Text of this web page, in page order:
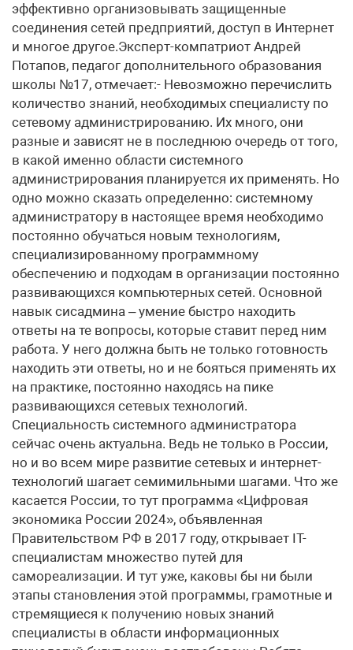
эффективно организовывать защищенные
соединения сетей предприятий, доступ в Интернет
и многое другое.Эксперт-компатриот Андрей
Потапов, педагог дополнительного образования
школы №17, отмечает:- Невозможно перечислить
количество знаний, необходимых специалисту по
сетевому администрированию. Их много, они
разные и зависят не в последнюю очередь от того,
в какой именно области системного
администрирования планируется их применять. Но
одно можно сказать определенно: системному
администратору в настоящее время необходимо
постоянно обучаться новым технологиям,
специализированному программному
обеспечению и подходам в организации постоянно
развивающихся компьютерных сетей. Основной
навык сисадмина – умение быстро находить
ответы на те вопросы, которые ставит перед ним
работа. У него должна быть не только готовность
находить эти ответы, но и не бояться применять их
на практике, постоянно находясь на пике
развивающихся сетевых технологий.
Специальность системного администратора
сейчас очень актуальна. Ведь не только в России,
но и во всем мире развитие сетевых и интернет-
технологий шагает семимильными шагами. Что же
касается России, то тут программа «Цифровая
экономика России 2024», объявленная
Правительством РФ в 2017 году, открывает IT-
специалистам множество путей для
самореализации. И тут уже, каковы бы ни были
этапы становления этой программы, грамотные и
стремящиеся к получению новых знаний
специалисты в области информационных